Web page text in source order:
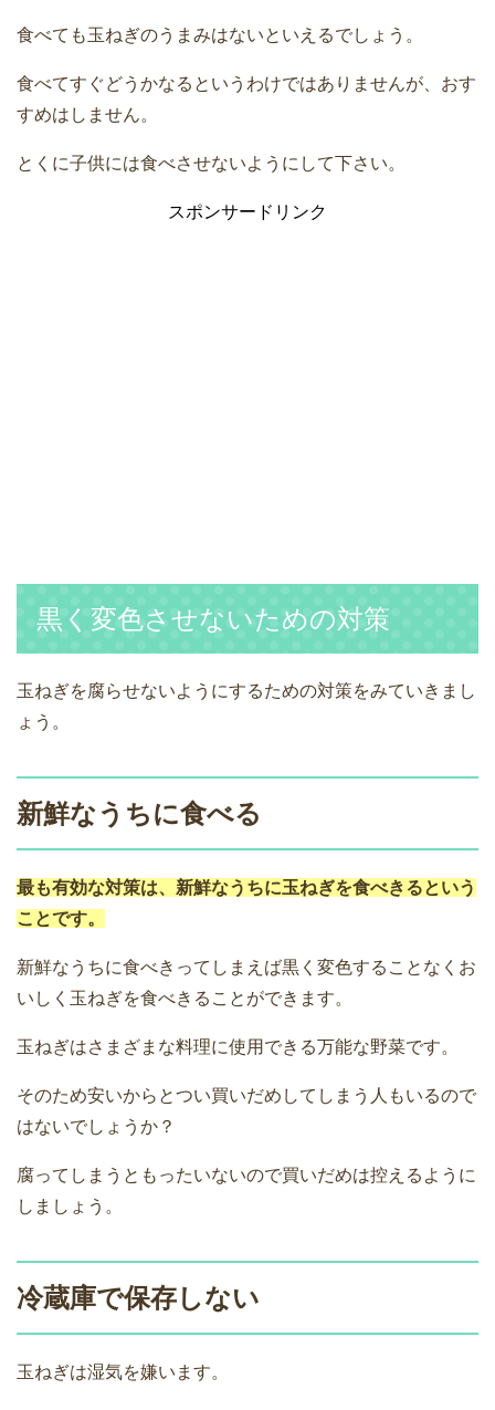
食べても玉ねぎのうまみはないといえるでしょう。
食べてすぐどうかなるというわけではありませんが、おす
すめはしません。
とくに子供には食べさせないようにして下さい。
スポンサードリンク
黒く変色させないための対策
玉ねぎを腐らせないようにするための対策をみていきまし
ょう。
新鮮なうちに食べる
最も有効な対策は、新鮮なうちに玉ねぎを食べきるという
ことです。
新鮮なうちに食べきってしまえば黒く変色することなくお
いしく玉ねぎを食べきることができます。
玉ねぎはさまざまな料理に使用できる万能な野菜です。
そのため安いからとつい買いだめしてしまう人もいるので
はないでしょうか？
腐ってしまうともったいないので買いだめは控えるように
しましょう。
冷蔵庫で保存しない
玉ねぎは湿気を嫌います。